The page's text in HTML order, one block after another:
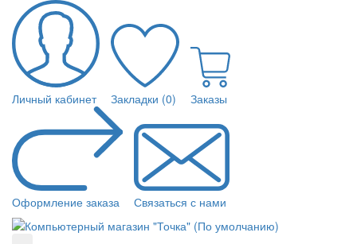
Личный кабинет Закладки (0) Заказы
Оформление заказа Связаться с нами